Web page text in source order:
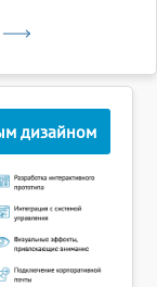
дизайном